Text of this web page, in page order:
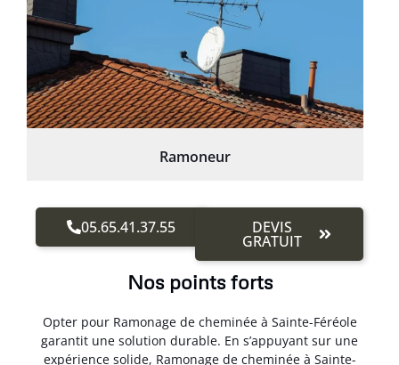
Ramoneur
05.65.41.37.55 DEVIS
GRATUIT
Nos points forts
Opter pour Ramonage de cheminée à Sainte-Féréole
garantit une solution durable. En s’appuyant sur une
expérience solide, Ramonage de cheminée à Sainte-